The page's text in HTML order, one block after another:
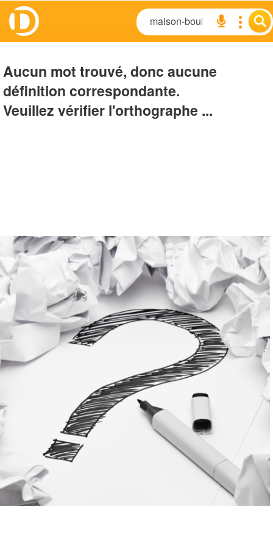
Aucun mot trouvé, donc aucune
définition correspondante.
Veuillez vérifier l'orthographe ...